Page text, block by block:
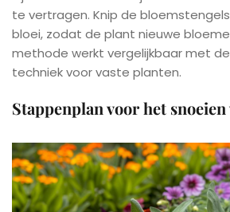
te vertragen. Knip de
bloei, zodat de plant nieuwe
methode werkt vergelijkbaar met
techniek voor vaste planten.
Stappenplan voor het snoeien